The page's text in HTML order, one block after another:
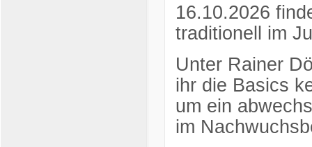
16.10.2026
traditionell im
Unter Rainer
ihr die Basics
um ein
im